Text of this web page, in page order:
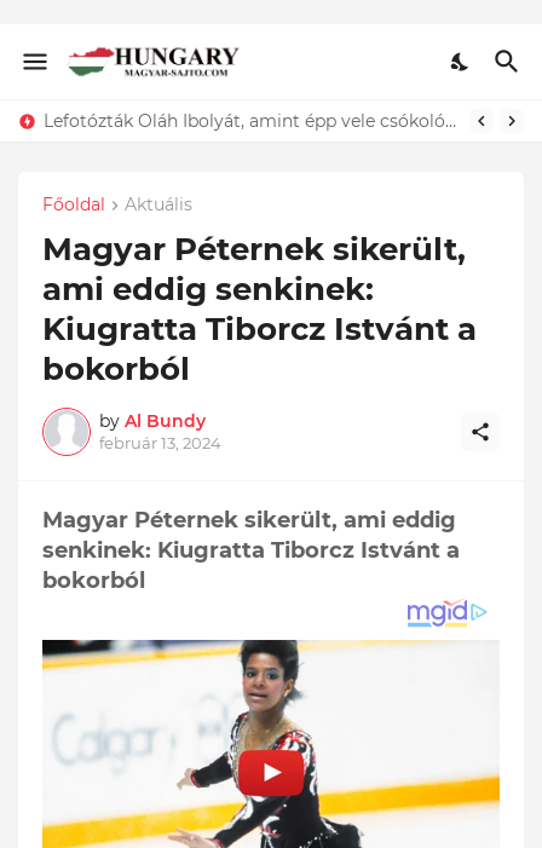
Lefotózták Oláh Ibolyát, amint épp vele csókolózik - EZT nem hiszed el, kinek a karjában kötött ki...ÍME
Főoldal Aktuális
Magyar Péternek sikerült,
ami eddig senkinek:
Kiugratta Tiborcz Istvánt a
bokorból
by Al Bundy
február 13, 2024
Magyar Péternek sikerült, ami eddig
senkinek: Kiugratta Tiborcz Istvánt a
bokorból